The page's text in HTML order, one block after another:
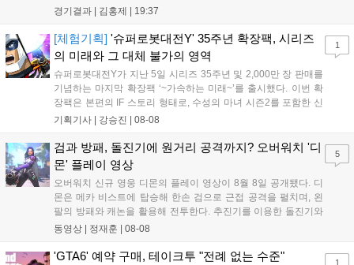
'페인터' 김은후를 투입했지만, 결국 1:2로 패배하고 말았다. T1은
을 빼냈다....
경기결과 | 김홍제 | 19:37
[체험기획] '슈퍼로봇대전Y' 35주년 확장팩, 시리즈
의 미래와 그 대체 불가의 영역
슈퍼로봇대전Y가 지난 5일 시리즈 35주년 및 2,000만 장 판매를
기념하는 마지막 확장팩 ‘~가속하는 미래~’를 출시했다. 이번 확
장팩은 본편의 IF 스토리 형태로, 수성의 마녀 시즌2를 포함한 신
규 참전작과 크로스오버 합체기를 선보이며 작품을 완결 짓는다.
하는 몰입감 있는 서사와 조합을 구현하며 시리즈의 미래를 향한
새로운 가능성을 제시했다....
기획기사 | 강승진 | 08-08
1
검과 방패, 돌진기에 원거리 공격까지? 오버워치 '디
몬' 플레이 영상
오버워치 신규 영웅 디몬의 플레이 영상이 8월 8일 공개됐다. 디
몬은 메카 비스트에 탑승해 한손 검으로 근접 공격을 펼치며, 왼
팔의 방패와 캐논을 활용해 전투한다. 추진기를 이용한 돌진기와
참격 형태의 궁극기를 보유했고, 메카 파괴 시 맨몸으로 기관총을
산의 영웅들 업데이트를 통해 정식 출시될 예정이다....
동영상 | 정재훈 | 08-08
5
'GTA6' 예약 구매, 테이크투 "전례 없는 수준" 1